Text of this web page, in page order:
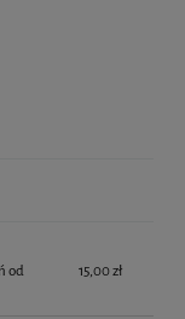
od
15,00 zł